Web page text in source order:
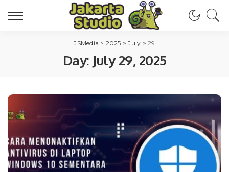
JSMedia > 2025 >July >29
Day: July 29, 2025